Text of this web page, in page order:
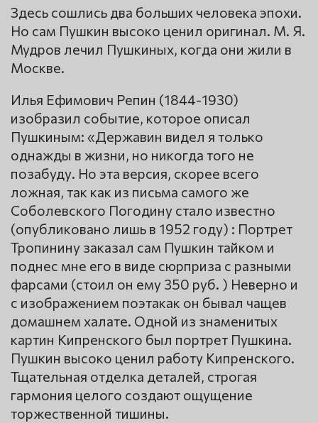
Здесь сошлись два больших человека эпохи.
Но сам Пушкин высоко ценил оригинал. М. Я.
Мудров лечил Пушкиных, когда они жили в
Москве.
Илья Ефимович Репин (1844-1930)
изобразил событие, которое описал
Пушкиным: «Державин видел я только
однажды в жизни, но никогда того не
позабуду. Но эта версия, скорее всего
ложная, так как из письма самого же
Соболевского Погодину стало известно
(опубликовано лишь в 1952 году) : Портрет
Тропинину заказал сам Пушкин тайком и
поднес мне его в виде сюрприза с разными
фарсами (стоил он ему 350 руб. ) Неверно и
с изображением поэтакак он бывал чащев
домашнем халате. Одной из знаменитых
картин Кипренского был портрет Пушкина.
Пушкин высоко ценил работу Кипренского.
Тщательная отделка деталей, строгая
гармония целого создают ощущение
торжественной тишины.